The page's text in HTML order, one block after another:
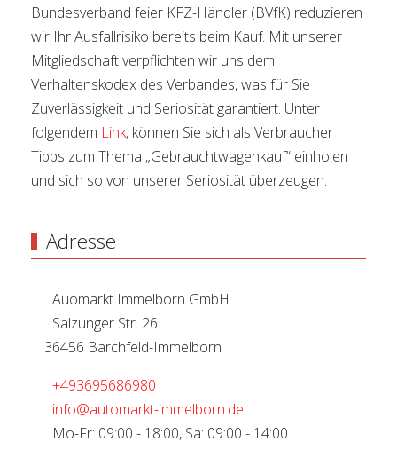
Bundesverband feier KFZ-Händler (BVfK) reduzieren
wir Ihr Ausfallrisiko bereits beim Kauf. Mit unserer
Mitgliedschaft verpflichten wir uns dem
Verhaltenskodex des Verbandes, was für Sie
Zuverlässigkeit und Seriosität garantiert. Unter
folgendem Link, können Sie sich als Verbraucher
Tipps zum Thema „Gebrauchtwagenkauf“ einholen
und sich so von unserer Seriosität überzeugen.
Adresse
Auomarkt Immelborn GmbH
Salzunger Str. 26
36456 Barchfeld-Immelborn
+493695686980
info@automarkt-immelborn.de
Mo-Fr: 09:00 - 18:00, Sa: 09:00 - 14:00